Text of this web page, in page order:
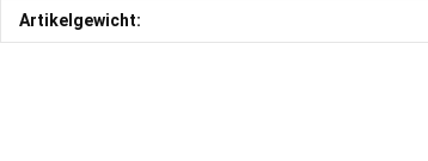
Artikelgewicht: